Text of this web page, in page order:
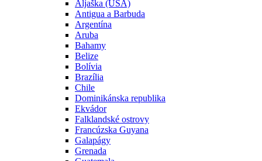
Aljaška (USA)
Antigua a Barbuda
Argentína
Aruba
Bahamy
Belize
Bolívia
Brazília
Chile
Dominikánska republika
Ekvádor
Falklandské ostrovy
Francúzska Guyana
Galapágy
Grenada